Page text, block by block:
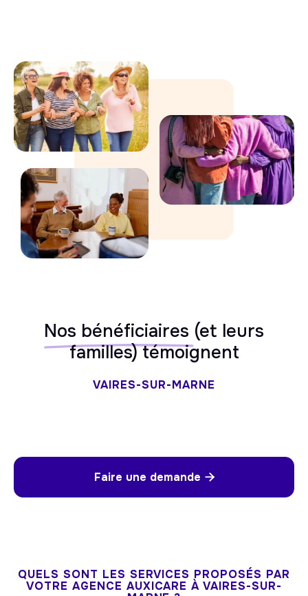
Nos bénéficiaires (et leurs
familles) témoignent
VAIRES-SUR-MARNE
Faire une demande 
QUELS SONT LES SERVICES PROPOSÉS PAR
VOTRE AGENCE AUXICARE À VAIRES-SUR-